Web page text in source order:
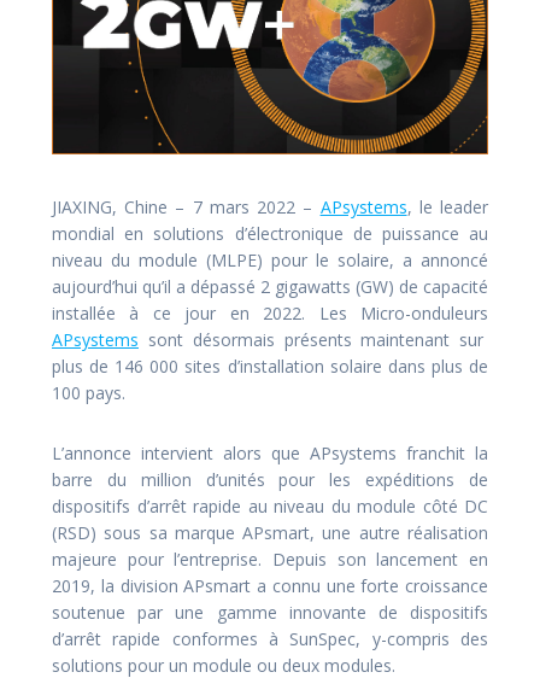
JIAXING, Chine – 7 mars 2022 – APsystems, le leader
mondial en solutions d’électronique de puissance au
niveau du module (MLPE) pour le solaire, a annoncé
aujourd’hui qu’il a dépassé 2 gigawatts (GW) de capacité
installée à ce jour en 2022. Les Micro-onduleurs
APsystems sont désormais présents maintenant sur
plus de 146 000 sites d’installation solaire dans plus de
100 pays.
L’annonce intervient alors que APsystems franchit la
barre du million d’unités pour les expéditions de
dispositifs d’arrêt rapide au niveau du module côté DC
(RSD) sous sa marque APsmart, une autre réalisation
majeure pour l’entreprise. Depuis son lancement en
2019, la division APsmart a connu une forte croissance
soutenue par une gamme innovante de dispositifs
d’arrêt rapide conformes à SunSpec, y-compris des
solutions pour un module ou deux modules.